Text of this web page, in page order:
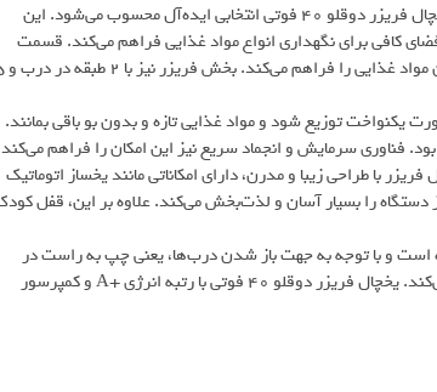
برای خانواده‌هایی که به دنبال یک یخچال فریزر با ظرفیت بالا و امکانات پیشرفته هستند، یخچال فریزر دوقلو 40 فوتی انتخابی ایده‌آل محسوب می‌شود. این
در بخش یخچال و 230 لیتر در بخش فریزر، فضای کافی برای نگهداری انواع مواد غذایی فراهم می‌کند. قسمت
یخچال این مجموعه دارای 5 طبقه، 6 طبقه
توزیع شود و مواد غذایی تازه و بدون بو باقی بمانند.
فناوری سرمایش و انجماد سریع نیز این امکان را فراهم می‌کند
با طراحی زیبا و مدرن، دارای امکاناتی مانند یخساز اتوماتیک
را بسیار آسان و لذت‌بخش می‌کند. علاوه بر این، قفل
120 سانتی‌متر و عمق 66 سانتی‌متر طراحی شده است و با توجه به جهت باز شدن درب‌ها، یعنی چپ به راست در
قسمت یخچال و راست به چپ در قسمت فریزر، دسترسی آسانی به همه بخش‌ها فراهم می‌کند. یخچال فریزر دوقلو 40 فوتی با رتبه انرژی +A و کمپرسور